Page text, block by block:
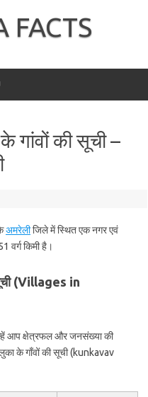
FACTS
गांवों की सूची –
अमरेलीजिले में स्थित एक नगर एवं
वर्ग किमी है।
(Villages in
आप क्षेत्रफल और जनसंख्या की
के गाँवों की सूची (kunkavav